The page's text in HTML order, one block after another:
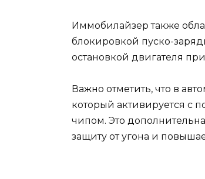
Иммобилайзер также
блокировкой пуско-
остановкой двигателя
Важно отметить, что в
который активируется с
чипом. Это
защиту от угона и